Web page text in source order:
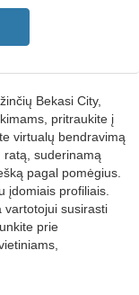
Bekasi City,
pritraukite į
virtualų bendravimą
ratą, suderinamą
pagal pomėgius.
įdomiais profiliais.
vartotojui susirasti
prie